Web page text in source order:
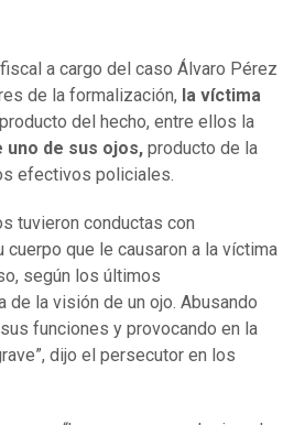
a cargo del caso Álvaro Pérez
de la formalización, la víctima
producto del hecho, entre ellos la
uno de sus ojos, producto de la
efectivos policiales.
tuvieron conductas con
que le causaron a la víctima
según los últimos
de la visión de un ojo. Abusando
funciones y provocando en la
dijo el persecutor en los